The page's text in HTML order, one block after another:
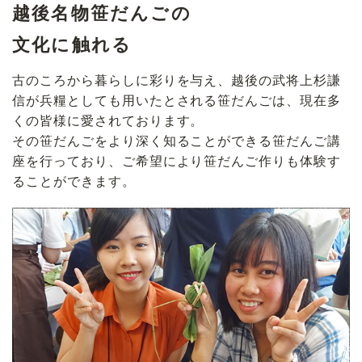
越後名物笹だんごの
文化に触れる
古のころから暮らしに彩りを与え、越後の武将上杉謙
信が兵糧としても用いたとされる笹だんごは、現在多
くの皆様に愛されております。
その笹だんごをより深く知ることができる笹だんご講
座を行っており、ご希望により笹だんご作りも体験す
ることができます。